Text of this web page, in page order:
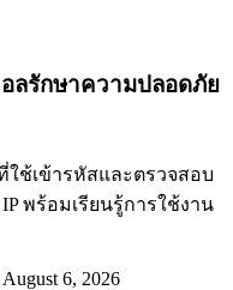
อลรักษาความปลอดภัย
ใช้เข้ารหัสและตรวจสอบ
พร้อมเรียนรู้การใช้งาน
6, 2026